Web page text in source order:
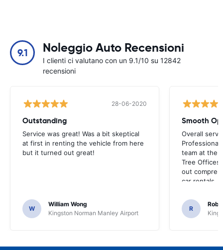
9.1 Noleggio Auto Recensioni
I clienti ci valutano con un 9.1/10 su 12842
recensioni
28-06-2020
Outstanding
Service was great! Was a bit skeptical
at first in renting the vehicle from here
but it turned out great!
W
William Wong
Kingston Norman Manley Airport
Smooth
Overall
team at the
Tree
out
car rentals.
R